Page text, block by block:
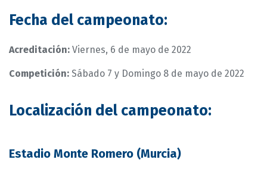
Fecha del campeonato:
Acreditación: Viernes, 6 de mayo de 2022
Competición: Sábado 7 y Domingo 8 de mayo de 2022
Localización del campeonato:
Estadio Monte Romero (Murcia)